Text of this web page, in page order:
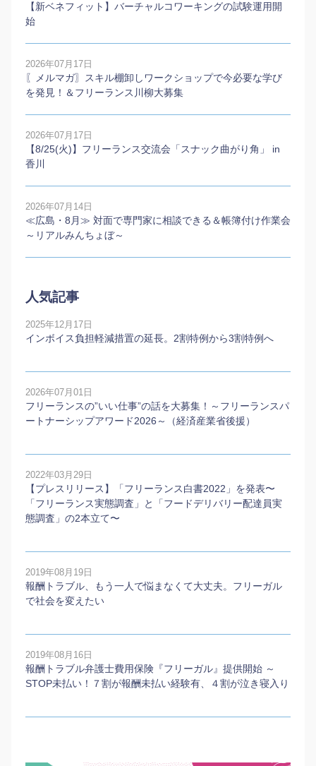
【新ベネフィット】バーチャルコワーキングの試験運用開
始
2026年07月17日
〖メルマガ〗スキル棚卸しワークショップで今必要な学び
を発見！＆フリーランス川柳大募集
2026年07月17日
【8/25(火)】フリーランス交流会「スナック曲がり角」 in
香川
2026年07月14日
≪広島・8月≫ 対面で専門家に相談できる＆帳簿付け作業会
～リアルみんちょぼ～
人気記事
2025年12月17日
インボイス負担軽減措置の延長。2割特例から3割特例へ
2026年07月01日
フリーランスの”いい仕事”の話を大募集！～フリーランスパ
ートナーシップアワード2026～（経済産業省後援）
2022年03月29日
【プレスリリース】「フリーランス白書2022」を発表〜
「フリーランス実態調査」と「フードデリバリー配達員実
態調査」の2本⽴て〜
2019年08月19日
報酬トラブル、もう一人で悩まなくて大丈夫。フリーガル
で社会を変えたい
2019年08月16日
報酬トラブル弁護士費用保険『フリーガル』提供開始 ～
STOP未払い！７割が報酬未払い経験有、４割が泣き寝入り